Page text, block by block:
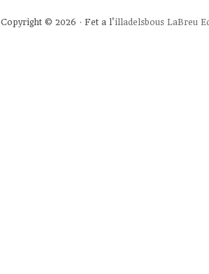
Copyright © 2026 · Fet a l'illadelsbous LaBreu